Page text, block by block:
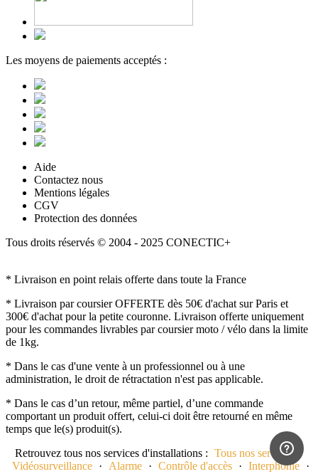
Les moyens de paiements acceptés :
Aide
Contactez nous
Mentions légales
CGV
Protection des données
Tous droits réservés © 2004 - 2025 CONECTIC+
* Livraison en point relais offerte dans toute la France
* Livraison par coursier OFFERTE dès 50€ d'achat sur Paris et
300€ d'achat pour la petite couronne. Livraison offerte uniquement
pour les commandes livrables par coursier moto / vélo dans la limite
de 1kg.
* Dans le cas d'une vente à un professionnel ou à une
administration, le droit de rétractation n'est pas applicable.
* Dans le cas d’un retour, même partiel, d’une commande
comportant un produit offert, celui-ci doit être retourné en même
temps que le(s) produit(s).
Retrouvez tous nos services d'installations : Tous nos services
·
Vidéosurveillance · Alarme · Contrôle d'accès · Interphonie ·